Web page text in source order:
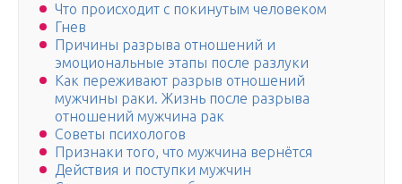
Что происходит с покинутым человеком
Гнев
Причины разрыва отношений и
эмоциональные этапы после разлуки
Как переживают разрыв отношений
мужчины раки. Жизнь после разрыва
отношений мужчина рак
Советы психологов
Признаки того, что мужчина вернётся
Действия и поступки мужчин